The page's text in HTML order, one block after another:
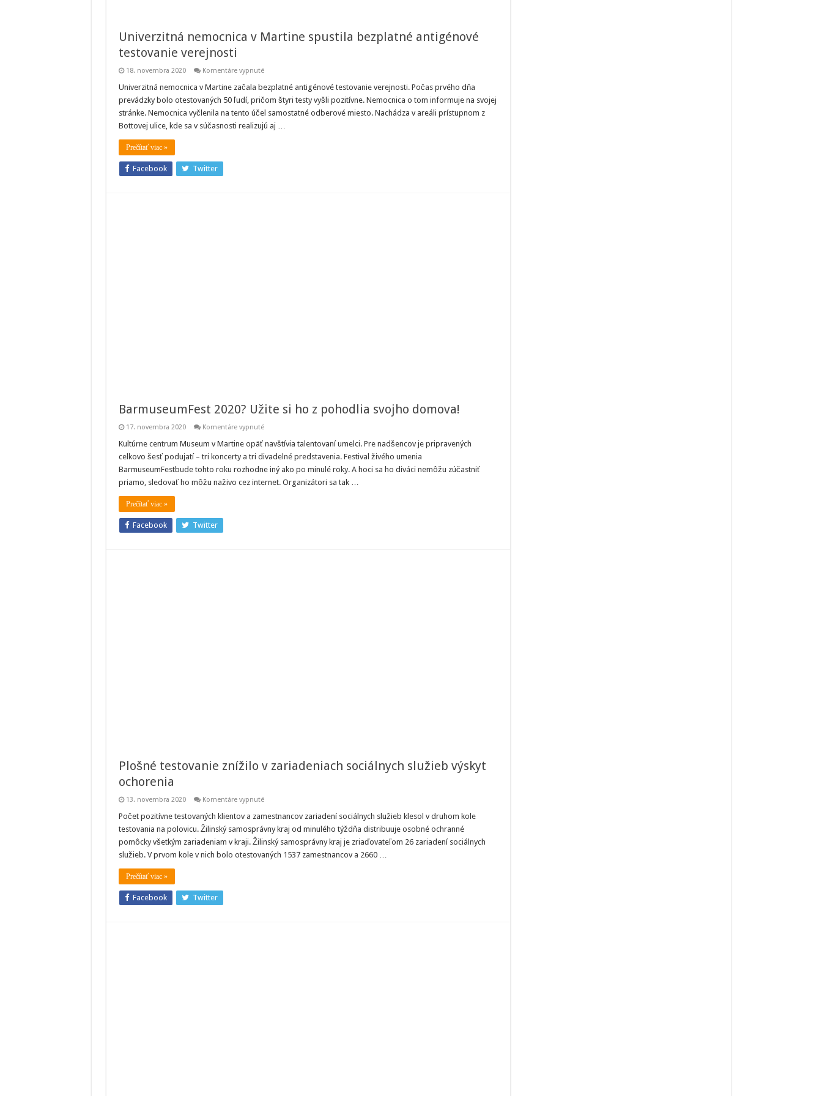
Univerzitná nemocnica v Martine spustila bezplatné antigénové
testovanie verejnosti
18. novembra 2020 Komentáre vypnuténa
nemocnica
Martine
spustila
bezplatné
antigénové
Univerzitná nemocnica v Martine začala bezplatné antigénové testovanie verejnosti. Počas prvého dňa
prevádzky bolo otestovaných 50 ľudí, pričom štyri testy vyšli pozitívne. Nemocnica o tom informuje na svojej
stránke. Nemocnica vyčlenila na tento účel samostatné odberové miesto. Nachádza v areáli prístupnom z
Bottovej ulice, kde sa v súčasnosti realizujú aj …
Prečítať viac »
Facebook Twitter
BarmuseumFest 2020? Užite si ho z pohodlia svojho domova!
17. novembra 2020 Komentáre vypnuténa
2020?
si
ho
z
pohodlia
Kultúrne centrum Museum v Martine opäť navštívia talentovaní umelci. Pre nadšencov je pripravených
celkovo šesť podujatí – tri koncerty a tri divadelné predstavenia. Festival živého umenia
BarmuseumFestbude tohto roku rozhodne iný ako po minulé roky. A hoci sa ho diváci nemôžu zúčastniť
priamo, sledovať ho môžu naživo cez internet. Organizátori sa tak …
Prečítať viac »
Facebook Twitter
Plošné testovanie znížilo v zariadeniach sociálnych služieb výskyt
ochorenia
13. novembra 2020 Komentáre vypnuténa
testovanie
v
zariadeniach
sociálnych
služieb
Počet pozitívne testovaných klientov a zamestnancov zariadení sociálnych služieb klesol v druhom kole
testovania na polovicu. Žilinský samosprávny kraj od minulého týždňa distribuuje osobné ochranné
pomôcky všetkým zariadeniam v kraji. Žilinský samosprávny kraj je zriaďovateľom 26 zariadení sociálnych
služieb. V prvom kole v nich bolo otestovaných 1537 zamestnancov a 2660 …
Prečítať viac »
Facebook Twitter